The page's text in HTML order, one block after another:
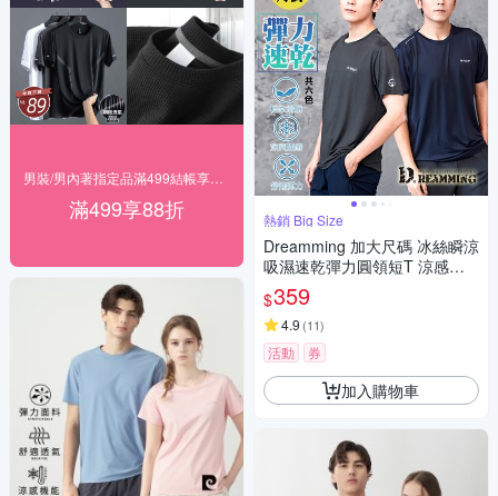
滿499享88折 熱銷 Big Size
Dreamming 加大尺碼 冰絲瞬涼
吸濕速乾彈力圓領短T 涼感衣-
共六色
$359
4.9 (11)
活動 券
加入購物車